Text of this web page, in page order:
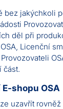
bez jakýchkoli
děl při
Licenční
část.
shopu OSA
uzavřít